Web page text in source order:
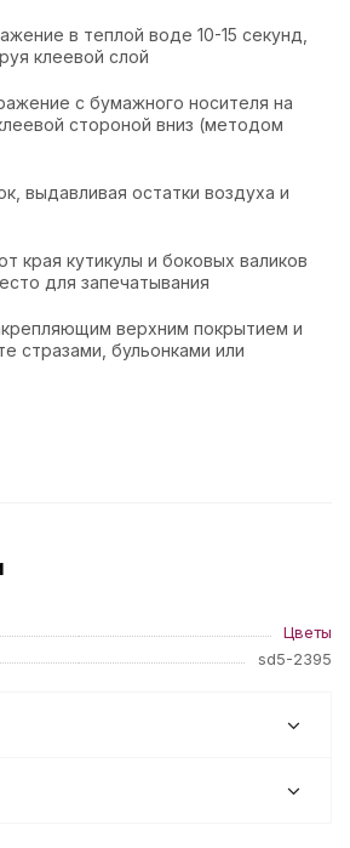
в теплой воде 10-15 секунд,
клеевой слой
с бумажного носителя на
стороной вниз (методом
выдавливая остатки воздуха и
края кутикулы и боковых валиков
для запечатывания
верхним покрытием и
стразами, бульонками или
Цветы
sd5-2395